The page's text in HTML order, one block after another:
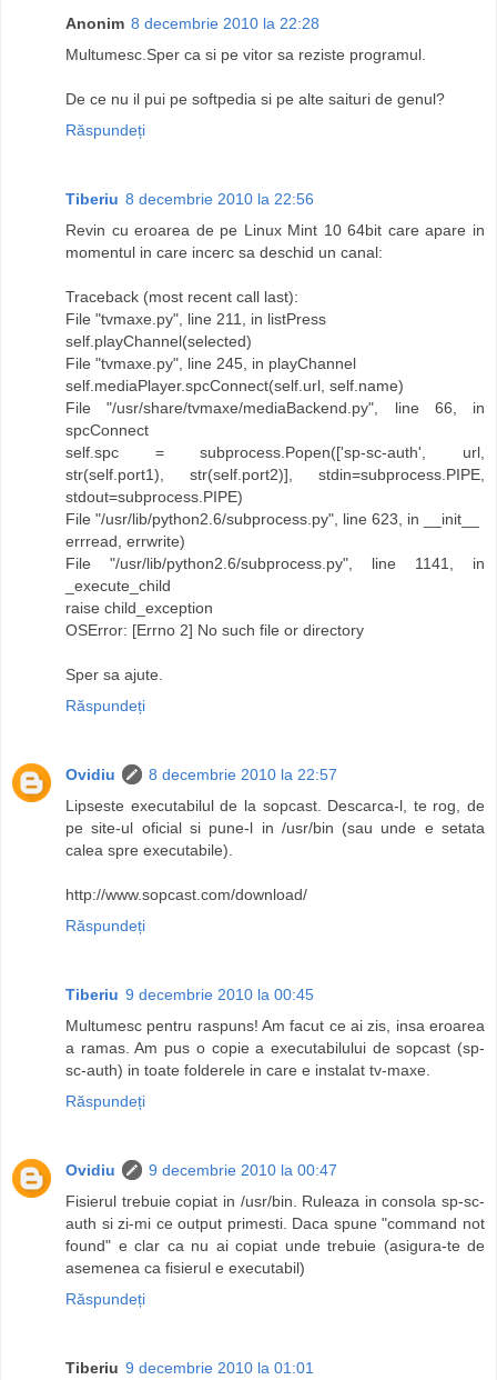
Anonim 8 decembrie 2010 la 22:28
Multumesc.Sper ca si pe vitor sa reziste programul.
De ce nu il pui pe softpedia si pe alte saituri de genul?
Răspundeți
Tiberiu 8 decembrie 2010 la 22:56
Revin cu eroarea de pe Linux Mint 10 64bit care apare in
momentul in care incerc sa deschid un canal:
Traceback (most recent call last):
File "tvmaxe.py", line 211, in listPress
self.playChannel(selected)
File "tvmaxe.py", line 245, in playChannel
self.mediaPlayer.spcConnect(self.url, self.name)
File "/usr/share/tvmaxe/mediaBackend.py", line 66, in
spcConnect
self.spc = subprocess.Popen(['sp-sc-auth', url,
str(self.port1), str(self.port2)], stdin=subprocess.PIPE,
stdout=subprocess.PIPE)
File "/usr/lib/python2.6/subprocess.py", line 623, in __init__
errread, errwrite)
File "/usr/lib/python2.6/subprocess.py", line 1141, in
_execute_child
raise child_exception
OSError: [Errno 2] No such file or directory
Sper sa ajute.
Răspundeți
Ovidiu
8 decembrie 2010 la 22:57
Lipseste executabilul de la sopcast. Descarca-l, te rog, de
pe site-ul oficial si pune-l in /usr/bin (sau unde e setata
calea spre executabile).
http://www.sopcast.com/download/
Răspundeți
Tiberiu 9 decembrie 2010 la 00:45
Multumesc pentru raspuns! Am facut ce ai zis, insa eroarea
a ramas. Am pus o copie a executabilului de sopcast (sp-
sc-auth) in toate folderele in care e instalat tv-maxe.
Răspundeți
Ovidiu
9 decembrie 2010 la 00:47
Fisierul trebuie copiat in /usr/bin. Ruleaza in consola sp-sc-
auth si zi-mi ce output primesti. Daca spune "command not
found" e clar ca nu ai copiat unde trebuie (asigura-te de
asemenea ca fisierul e executabil)
Răspundeți
Tiberiu 9 decembrie 2010 la 01:01